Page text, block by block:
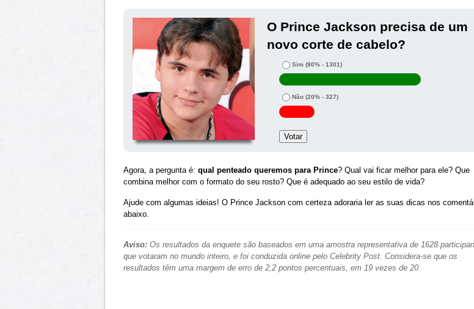
O Prince Jackson precisa de um
novo corte de cabelo?
Sim (80% - 1301)
Não (20% - 327)
Agora, a pergunta é: qual penteado queremos para Prince? Qual vai ficar melhor para ele? Que
combina melhor com o formato do seu rosto? Que é adequado ao seu estilo de vida?
Ajude com algumas ideias! O Prince Jackson com certeza adoraria ler as suas dicas nos
abaixo.
Aviso: Os resultados da enquete são baseados em uma amostra representativa de 1628
que votaram no mundo inteiro, e foi conduzida online pelo Celebrity Post. Considera-se que os
resultados têm uma margem de erro de 2,2 pontos percentuais, em 19 vezes de 20.